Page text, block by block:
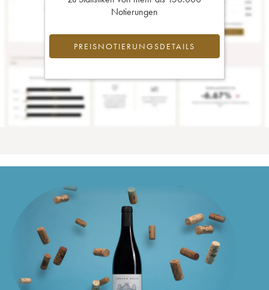
Notierungen
PREISNOTIERUNGSDETAILS